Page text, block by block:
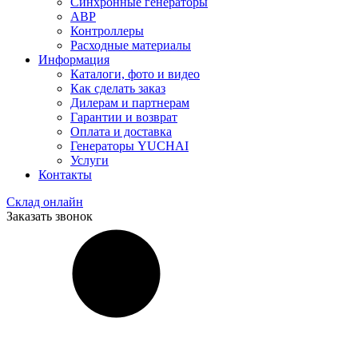
АВР
Контроллеры
Расходные материалы
Информация
Каталоги, фото и видео
Как сделать заказ
Дилерам и партнерам
Гарантии и возврат
Оплата и доставка
Генераторы YUCHAI
Услуги
Контакты
Склад онлайн
Заказать звонок